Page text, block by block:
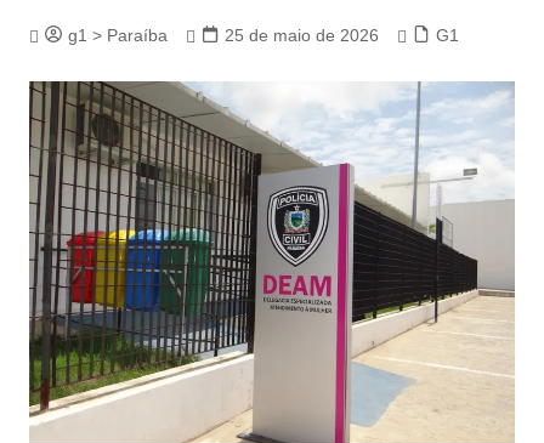
g1 > Paraíba 25 de maio de 2026 G1